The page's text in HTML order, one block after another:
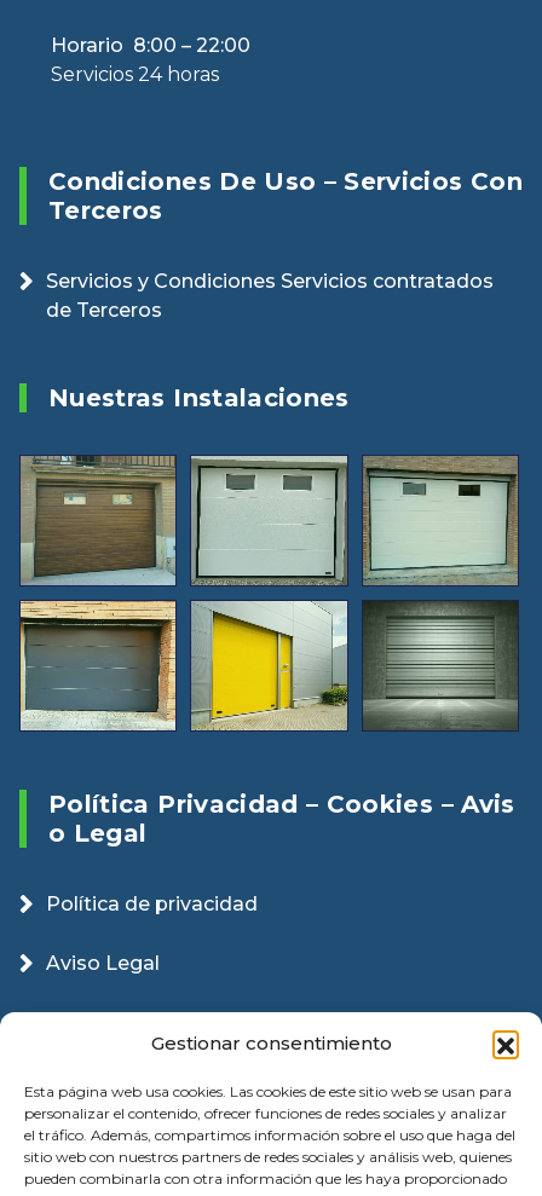
Gestionar consentimiento
Esta página web usa cookies. Las cookies de este sitio web se usan para
personalizar el contenido, ofrecer funciones de redes sociales y analizar
el tráfico. Además, compartimos información sobre el uso que haga del
sitio web con nuestros partners de redes sociales y análisis web, quienes
pueden combinarla con otra información que les haya proporcionado
Horario 8:00 – 22:00
Servicios 24 horas
Condiciones De Uso – Servicios Con
Terceros
Servicios y Condiciones Servicios contratados
de Terceros
Nuestras Instalaciones
Política Privacidad – Cookies – Avis
O Legal
Política de privacidad
Aviso Legal